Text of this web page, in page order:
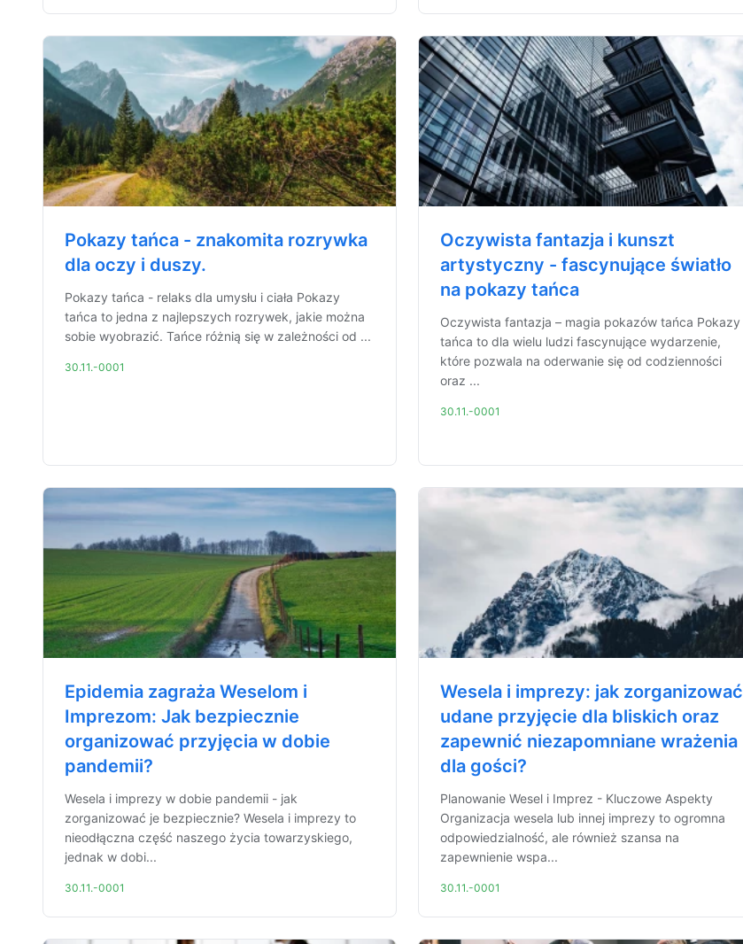
Pokazy tańca - znakomita rozrywka
dla oczy i duszy.
Pokazy tańca - relaks dla umysłu i ciała Pokazy
tańca to jedna z najlepszych rozrywek, jakie można
sobie wyobrazić. Tańce różnią się w zależności od ...
30.11.-0001
Oczywista fantazja i kunszt
artystyczny - fascynujące światło
na pokazy tańca
Oczywista fantazja – magia pokazów tańca Pokazy
tańca to dla wielu ludzi fascynujące wydarzenie,
które pozwala na oderwanie się od codzienności
oraz ...
30.11.-0001
Epidemia zagraża Weselom i
Imprezom: Jak bezpiecznie
organizować przyjęcia w dobie
pandemii?
Wesela i imprezy w dobie pandemii - jak
zorganizować je bezpiecznie? Wesela i imprezy to
nieodłączna część naszego życia towarzyskiego,
jednak w dobi...
30.11.-0001
Wesela i imprezy: jak zorganizować
udane przyjęcie dla bliskich oraz
zapewnić niezapomniane wrażenia
dla gości?
Planowanie Wesel i Imprez - Kluczowe Aspekty
Organizacja wesela lub innej imprezy to ogromna
odpowiedzialność, ale również szansa na
zapewnienie wspa...
30.11.-0001